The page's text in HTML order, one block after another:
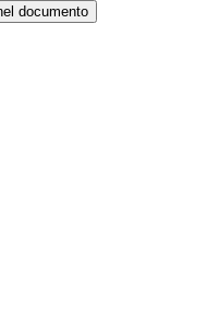
documento